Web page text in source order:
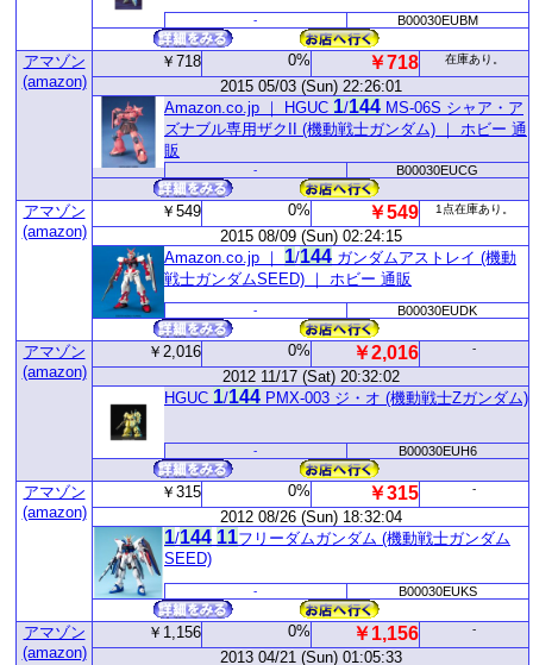
- B00030EUBM
アマゾン
(amazon)
￥718 0% ￥718 在庫あり。
2015 05/03 (Sun) 22:26:01
Amazon.co.jp ｜ HGUC 1/144 MS-06S シャア・ア
ズナブル専用ザクII (機動戦士ガンダム) ｜ ホビー 通
販
- B00030EUCG
アマゾン
(amazon)
￥549 0% ￥549 1点在庫あり。
2015 08/09 (Sun) 02:24:15
Amazon.co.jp ｜ 1/144 ガンダムアストレイ (機動
戦士ガンダムSEED) ｜ ホビー 通販
- B00030EUDK
アマゾン
(amazon)
￥2,016 0% ￥2,016 -
2012 11/17 (Sat) 20:32:02
HGUC 1/144 PMX-003 ジ・オ (機動戦士Zガンダム)
- B00030EUH6
アマゾン
(amazon)
￥315 0% ￥315 -
2012 08/26 (Sun) 18:32:04
1/144 11フリーダムガンダム (機動戦士ガンダム
SEED)
- B00030EUKS
アマゾン
(amazon)
￥1,156 0% ￥1,156 -
2013 04/21 (Sun) 01:05:33